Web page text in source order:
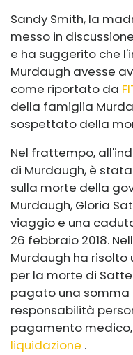
Sandy Smith, la
messo in
e ha suggerito che
Murdaugh avesse
come riportato da
della famiglia
sospettato della
Nel frattempo,
di Murdaugh, è
sulla morte della
Murdaugh, Gloria
viaggio e una
26 febbraio 2018.
Murdaugh ha
per la morte di
pagato una somma
responsabilità
pagamento medico,
liquidazione .